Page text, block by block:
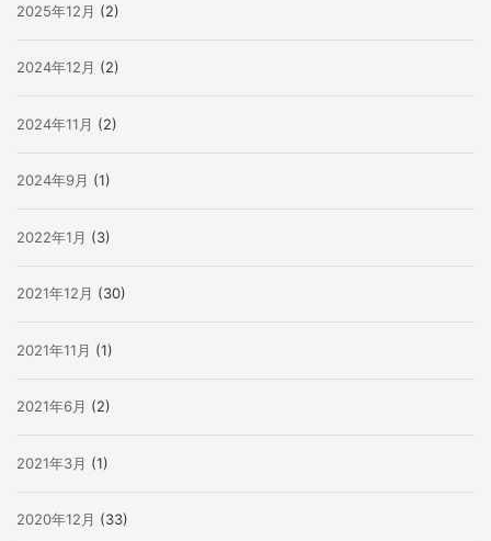
2025年12月 (2)
2024年12月 (2)
2024年11月 (2)
2024年9月 (1)
2022年1月 (3)
2021年12月 (30)
2021年11月 (1)
2021年6月 (2)
2021年3月 (1)
2020年12月 (33)